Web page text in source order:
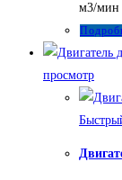
м3/мин
просмотр